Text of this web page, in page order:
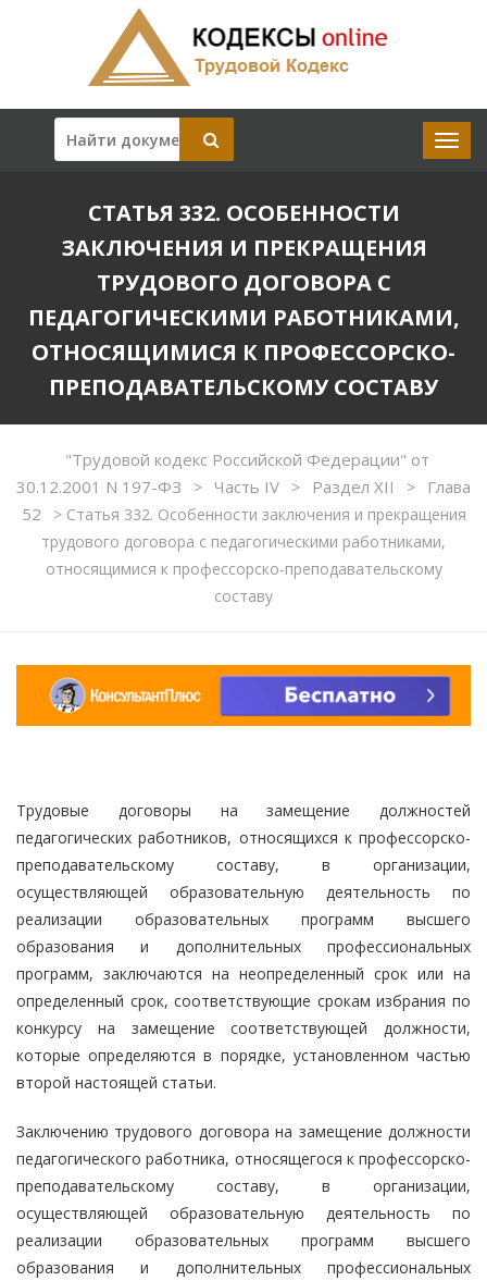
СТАТЬЯ 332. ОСОБЕННОСТИ
ЗАКЛЮЧЕНИЯ И ПРЕКРАЩЕНИЯ
ТРУДОВОГО ДОГОВОРА С
ПЕДАГОГИЧЕСКИМИ РАБОТНИКАМИ,
ОТНОСЯЩИМИСЯ К ПРОФЕССОРСКО-
ПРЕПОДАВАТЕЛЬСКОМУ СОСТАВУ
"Трудовой кодекс Российской Федерации" от
30.12.2001 N 197-ФЗ
> Часть IV > Раздел XII >
Глава
52
>Статья 332. Особенности заключения и прекращения
трудового договора с педагогическими работниками,
относящимися к профессорско-преподавательскому
составу
Трудовые договоры на замещение должностей
педагогических работников, относящихся к профессорско-
преподавательскому составу, в организации,
осуществляющей образовательную деятельность по
реализации образовательных программ высшего
образования и дополнительных профессиональных
программ, заключаются на неопределенный срок или на
определенный срок, соответствующие срокам избрания по
конкурсу на замещение соответствующей должности,
которые определяются в порядке, установленном частью
второй настоящей статьи.
Заключению трудового договора на замещение должности
педагогического работника, относящегося к профессорско-
преподавательскому составу, в организации,
осуществляющей образовательную деятельность по
реализации образовательных программ высшего
образования и дополнительных профессиональных